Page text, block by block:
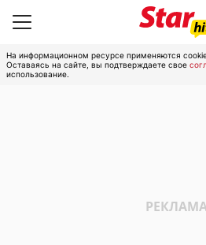
На информационном ресурсе применяются
Оставаясь на сайте, вы подтверждаете свое
использование.